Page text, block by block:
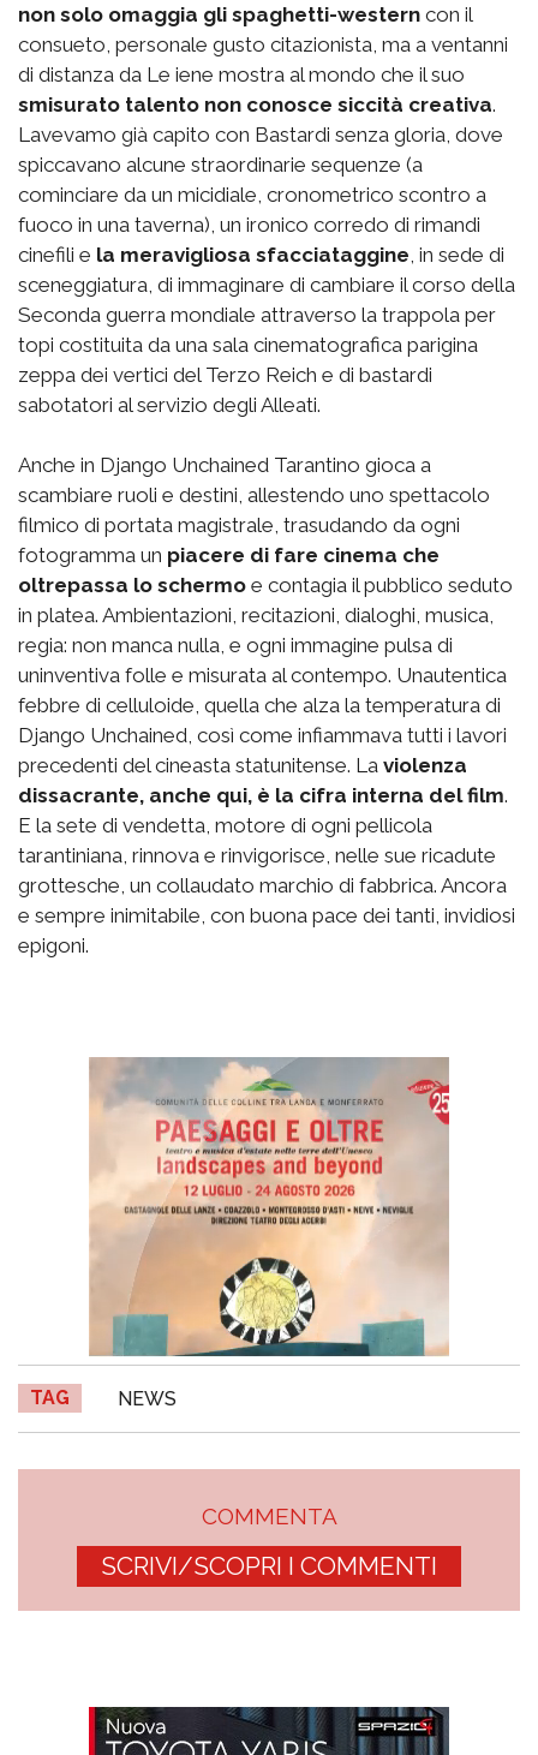
non solo omaggia gli spaghetti-western con il
consueto, personale gusto citazionista, ma a ventanni
di distanza da Le iene mostra al mondo che il suo
smisurato talento non conosce siccità creativa.
Lavevamo già capito con Bastardi senza gloria, dove
spiccavano alcune straordinarie sequenze (a
cominciare da un micidiale, cronometrico scontro a
fuoco in una taverna), un ironico corredo di rimandi
cinefili e la meravigliosa sfacciataggine , in sede di
sceneggiatura, di immaginare di cambiare il corso della
Seconda guerra mondiale attraverso la trappola per
topi costituita da una sala cinematografica parigina
zeppa dei vertici del Terzo Reich e di bastardi
sabotatori al servizio degli Alleati.
Anche in Django Unchained Tarantino gioca a
scambiare ruoli e destini, allestendo uno spettacolo
filmico di portata magistrale, trasudando da ogni
fotogramma un piacere di fare cinema che
oltrepassa lo schermo e contagia il pubblico seduto
in platea. Ambientazioni, recitazioni, dialoghi, musica,
regia: non manca nulla, e ogni immagine pulsa di
uninventiva folle e misurata al contempo. Unautentica
febbre di celluloide, quella che alza la temperatura di
Django Unchained, così come infiammava tutti i lavori
precedenti del cineasta statunitense. La violenza
dissacrante, anche qui, è la cifra interna del film.
E la sete di vendetta, motore di ogni pellicola
tarantiniana, rinnova e rinvigorisce, nelle sue ricadute
grottesche, un collaudato marchio di fabbrica. Ancora
e sempre inimitabile, con buona pace dei tanti, invidiosi
epigoni.
TAG NEWS
COMMENTA
SCRIVI/SCOPRI I COMMENTI